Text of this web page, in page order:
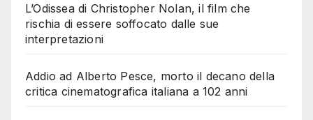
L’Odissea di Christopher Nolan, il film che
rischia di essere soffocato dalle sue
interpretazioni
Addio ad Alberto Pesce, morto il decano della
critica cinematografica italiana a 102 anni